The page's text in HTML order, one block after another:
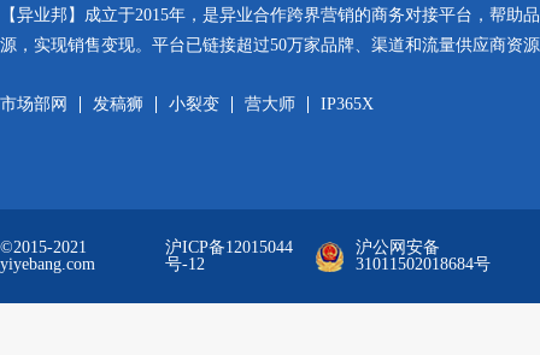
【异业邦】成立于2015年，是异业合作跨界营销的商务对接平台，帮助
源，实现销售变现。平台已链接超过50万家品牌、渠道和流量供应商资
市场部网 发稿狮 小裂变 营大师 IP365X
©2015-2021
yiyebang.com
沪ICP备12015044
号-12
沪公网安备
31011502018684号